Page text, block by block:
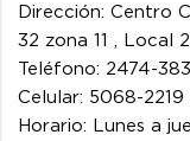
Dirección: Centro
32 zona 11 , Local
Teléfono: 2474-
Celular: 5068-2219
Horario: Lunes a